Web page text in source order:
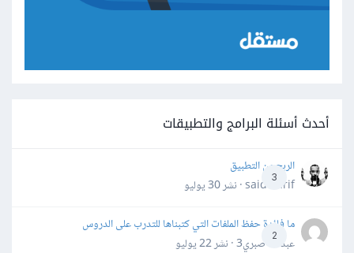
أحدث أسئلة البرامج والتطبيقات
3
الربح من التطبيق
said darif · نشر
30 يوليو
2
ما فائدة حفظ الملفات التي كتبناها للتدرب على الدروس
عبدالله صبري3 · نشر
22 يوليو